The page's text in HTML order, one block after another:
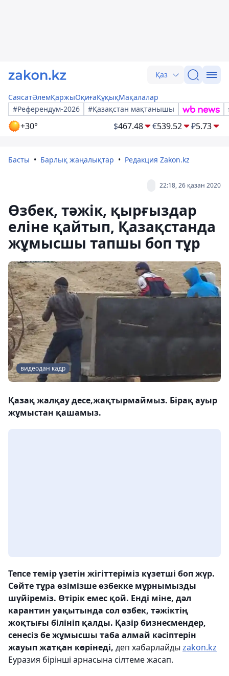
Қаз
СаясатӘлемҚаржыОқиғаҚұқықМақалалар
#Референдум-2026
#Қазақстан мақтанышы
+30° $467.48 €539.52 ₽5.73
Басты Барлық жаңалықтар Редакция Zakon.kz
22:18, 26 қазан 2020
Өзбек, тәжік, қырғыздар
еліне қайтып, Қазақстанда
жұмысшы тапшы боп тұр
видеодан кадр
Қазақ жалқау десе,жақтырмаймыз. Бірақ ауыр
жұмыстан қашамыз.
Тепсе темір үзетін жігіттеріміз күзетші боп жүр.
Сөйте тұра өзімізше өзбекке мұрнымызды
шүйіреміз. Өтірік емес қой. Енді міне, дәл
карантин уақытында сол өзбек, тәжіктің
жоқтығы білініп қалды. Қазір бизнесмендер,
сенесіз бе жұмысшы таба алмай кәсіптерін
жауып жатқан көрінеді, деп хабарлайды zakon.kz
Еуразия бірінші арнасына сілтеме жасап.